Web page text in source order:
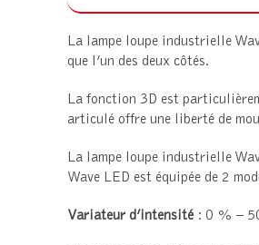
La lampe loupe industrielle
que l’un des deux côtés.
La fonction 3D est
articulé offre une liberté de
La lampe loupe industrielle
Wave LED est équipée de 2
Variateur d’intensité : 0 % –